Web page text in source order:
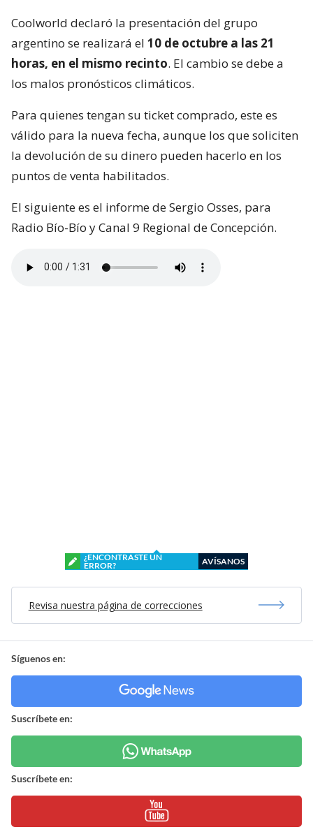
Coolworld declaró la presentación del grupo
argentino se realizará el 10 de octubre a las 21
horas, en el mismo recinto. El cambio se debe a
los malos pronósticos climáticos.
Para quienes tengan su ticket comprado, este es
válido para la nueva fecha, aunque los que soliciten
la devolución de su dinero pueden hacerlo en los
puntos de venta habilitados.
El siguiente es el informe de Sergio Osses, para
Radio Bío-Bío y Canal 9 Regional de Concepción.
¿ENCONTRASTE UN
ERROR?
AVÍSANOS
Revisa nuestra página de correcciones
Síguenos en:
Suscríbete en:
Suscríbete en: